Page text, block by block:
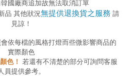
國廠商追加故無法取消訂單
品 其他狀況無提供退換貨之服務 請
見諒！
依每檔的風格打燈而些微影響商品的
實際顏色
色！ 若還有不清楚的部分可詢問客服
員提供參考。